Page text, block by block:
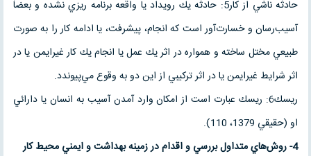
حادثه ناشي از كار5: حادثه يك رويداد يا واقعه برنامه ريزي نشده و بعضاً
آسيب‌رسان و خسارت‌آور است كه انجام، پيشرفت، يا ادامه كار را به صورت
طبيعي مختل ساخته و همواره در اثر يك عمل يا انجام يك كار غيرايمن يا در
اثر شرايط غيرايمن يا در اثر تركيبي از اين دو به وقوع مي‌پيوندد.
ريسك6: ريسك عبارت است از امكان وارد آمدن آسيب به انسان يا دارائي
او (حقيقي 1379، 110).
4- روش‌هاي متداول بررسي و اقدام در زمينه بهداشت و ايمني محيط كار